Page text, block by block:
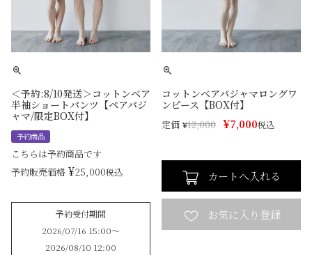
＜予約:8/10発送＞コットンベア
半袖ショートパンツ【ペアパジ
ャマ/限定BOX付】
予約商品
こちらは予約商品です
予約販売価格 ¥25,000税込
予約受付期間
2026/07/16 15:00〜
2026/08/10 12:00
コットンベアパジャマロングワ
ンピース【BOX付】
定価 ¥12,000 ¥7,000税込
カートへ入れる